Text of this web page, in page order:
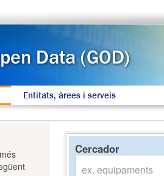
Entitats, àrees i serveis
Cercador